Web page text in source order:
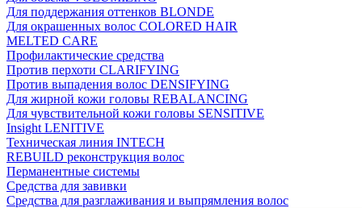
Для поддержания оттенков BLONDE
Для окрашенных волос COLORED HAIR
MELTED CARE
Профилактические средства
Против перхоти CLARIFYING
Против выпадения волос DENSIFYING
Для жирной кожи головы REBALANCING
Для чувствительной кожи головы SENSITIVE
Insight LENITIVE
Техническая линия INTECH
REBUILD реконструкция волос
Перманентные системы
Средства для завивки
Средства для разглаживания и выпрямления волос